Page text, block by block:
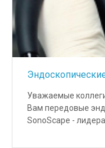
Уважаемые
Вам передовые
SonoScape -